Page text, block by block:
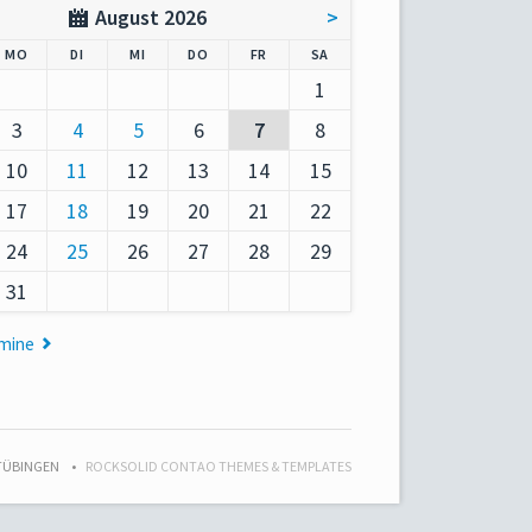
August 2026 >
MO DIENSTAG
MITTWOCH
DO NNERSTAG
FR SA
1
3 4 5 6 7
8
10 11 12 13 14
15
17 18 19 20 21
22
24 25 26 27 28
29
31
ROCKSOLID CONTAO THEMES & TEMPLATES